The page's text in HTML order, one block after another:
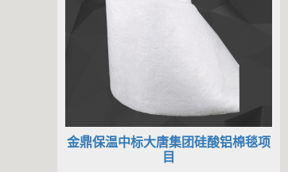
金鼎保温中标大唐集团硅酸铝棉毯项
目